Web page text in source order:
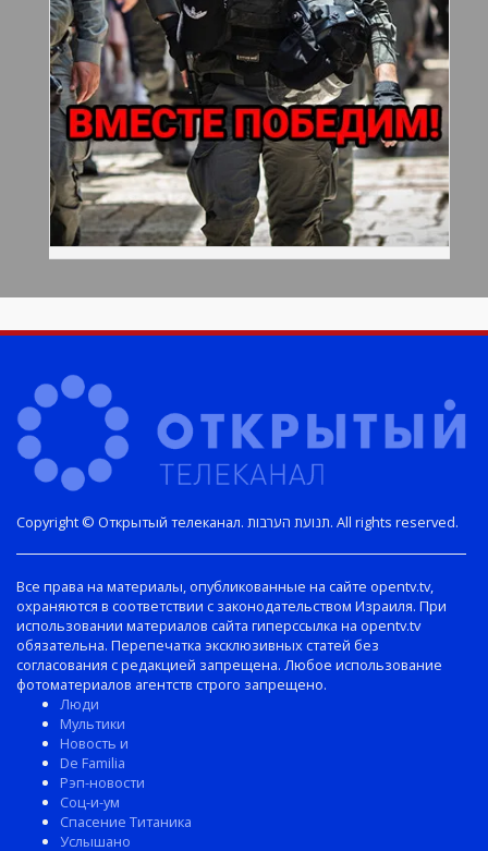
Copyright © Открытый телеканал. תנועת הערבות. All rights reserved.
Все права на материалы, опубликованные на сайте opentv.tv,
охраняются в соответствии с законодательством Израиля. При
использовании материалов сайта гиперссылка на opentv.tv
обязательна. Перепечатка эксклюзивных статей без
согласования с редакцией запрещена. Любое использование
фотоматериалов агентств строго запрещено.
Люди
Мультики
Новость и
De Familia
Рэп-новости
Соц-и-ум
Спасение Титаника
Услышано